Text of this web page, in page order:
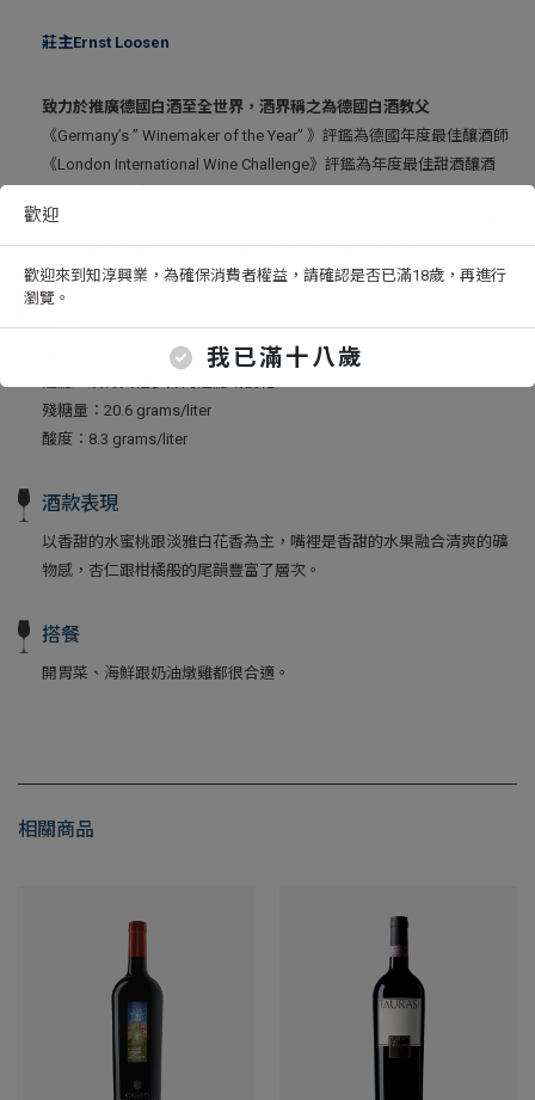
歡迎
歡迎來到知淳興業，為確保消費者權益，請確認是否已滿18歲，再進行
瀏覽。
我已滿十八歲
莊主Ernst Loosen
致力於推廣德國白酒至全世界，酒界稱之為德國白酒教父
《Germany’s ” Winemaker of the Year” 》評鑑為德國年度最佳釀酒師
《London International Wine Challenge》評鑑為年度最佳甜酒釀酒
《Decanter 》評鑑為2005年品醇客雜誌年度風雲人物、評鑑為世界前
10名白酒釀酒師-第四名、評鑑為世界上對酒最有影響力的人
在不銹鋼桶中發酵，不進行蘋果酸發酵，無額外陳放，裝瓶前僅一道
殘糖量：20.6 grams/liter
酸度：8.3 grams/liter
酒款表現
以香甜的水蜜桃跟淡雅白花香為主，嘴裡是香甜的水果融合清爽的礦
物感，杏仁跟柑橘般的尾韻豐富了層次。
搭餐
開胃菜、海鮮跟奶油燉雞都很合適。
相關商品